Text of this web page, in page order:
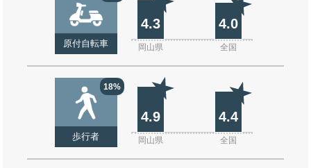
原付自転車
4.3 4.0
岡山県 全国
18%
歩行者
4.9 4.4
岡山県 全国